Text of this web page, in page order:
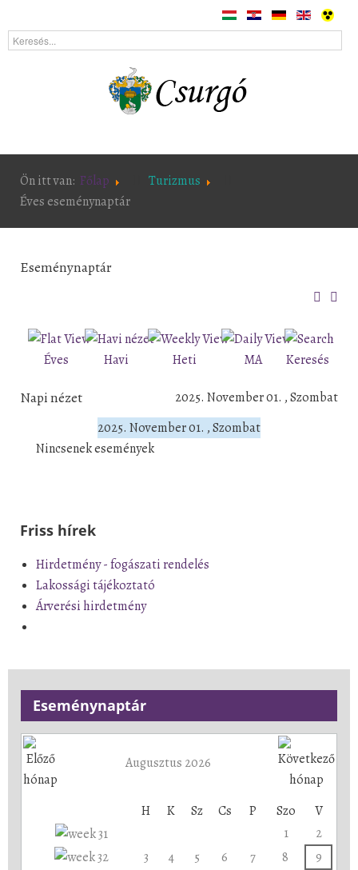
Ön itt van: Főlap
Turizmus
Éves eseménynaptár
Eseménynaptár
Éves Havi Heti MA Keresés
Napi nézet
2025. November 01. , Szombat
2025. November 01. , Szombat
Nincsenek események
Friss hírek
Hirdetmény - fogászati rendelés
Lakossági tájékoztató
Árverési hirdetmény
Eseménynaptár
Augusztus 2026
H K Sz Cs P Szo
V
1
2
3
4 5 6 7 8
9